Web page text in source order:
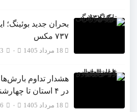
بحران جدید بوئینگ؛
۷۳۷ مکس
18 مرداد 1405
هشدار تداوم
در ۴ استان تا چهارشنبه
18 مرداد 1405 6